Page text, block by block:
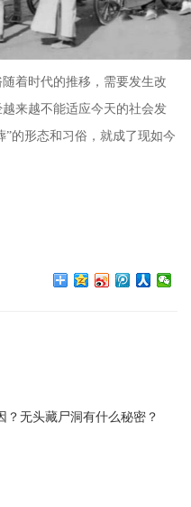
着时代的推移，需要发生改
来越不能适应今天的社会发
”的形态和习俗，就成了现如今
无头藏尸洞有什么秘密？